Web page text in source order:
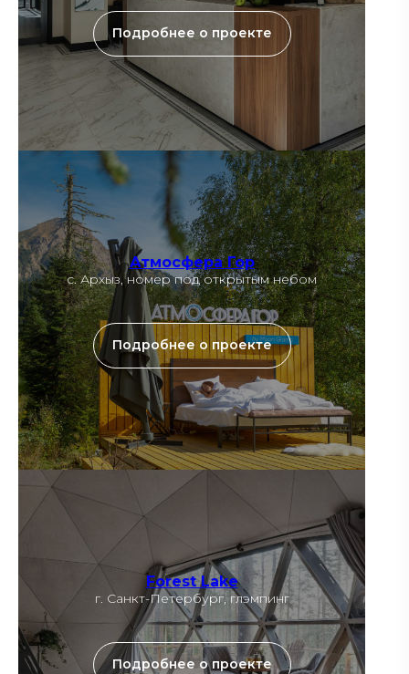
Подробнее о проекте
Атмосфера Гор
с. Архыз, номер под открытым небом
Подробнее о проекте
Forest Lake
г. Санкт-Петербург, глэмпинг
Подробнее о проекте